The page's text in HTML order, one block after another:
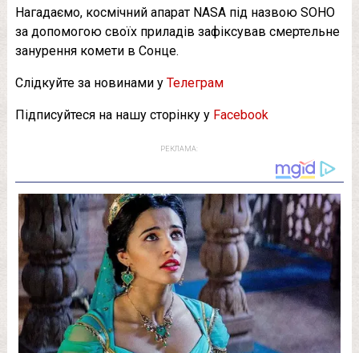
Нагадаємо, космічний апарат NASA під назвою SOHO
за допомогою своїх приладів зафіксував смертельне
занурення комети в Сонце.
Слідкуйте за новинами у Телеграм
Підписуйтеся на нашу сторінку у Facebook
РЕКЛАМА: